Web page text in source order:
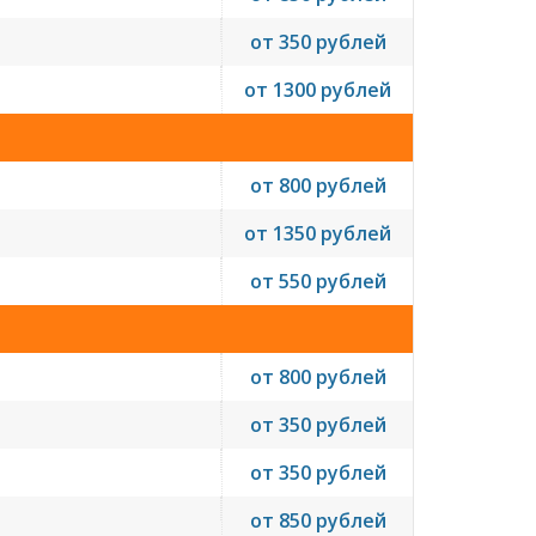
от 350 рублей
от 1300 рублей
от 800 рублей
от 1350 рублей
от 550 рублей
от 800 рублей
от 350 рублей
от 350 рублей
от 850 рублей